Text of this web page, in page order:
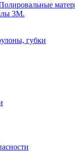
3М.
губки